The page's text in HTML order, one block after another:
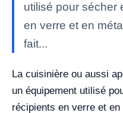
utilisé pour sécher
en verre et en
fait...
La cuisinière ou aussi
un équipement utilisé
récipients en verre et